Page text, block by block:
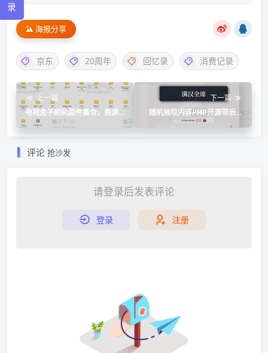
海报分享
京东 20周年 回忆录 消费记录
上一篇
电视盒子刷机固件集合，资源
下载解决卡顿，广告等问题
下一篇
随机抽取内容PHP开源带后台
评论 抢沙发
请登录后发表评论
登录 注册
录